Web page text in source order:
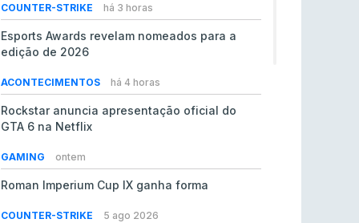
COUNTER-STRIKE há 3 horas
Esports Awards revelam nomeados para a
edição de 2026
ACONTECIMENTOS há 4 horas
Rockstar anuncia apresentação oficial do
GTA 6 na Netflix
GAMING ontem
Roman Imperium Cup IX ganha forma
COUNTER-STRIKE 5 ago 2026